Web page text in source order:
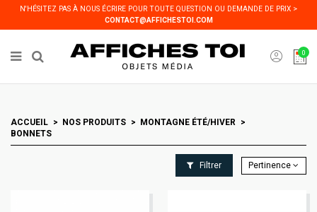
N'HÉSITEZ PAS À NOUS ÉCRIRE POUR TOUTE QUESTION OU DEMANDE DE PRIX >
CONTACT@AFFICHESTOI.COM
0
ACCUEIL NOS PRODUITS
MONTAGNE ÉTÉ/HIVER
BONNETS
Filtrer Pertinence
Panneau de gestion des cookies